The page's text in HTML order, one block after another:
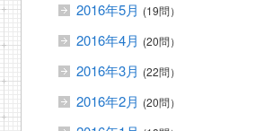
2016年5月 (19問）
2016年4月 (20問）
2016年3月 (22問）
2016年2月 (20問）